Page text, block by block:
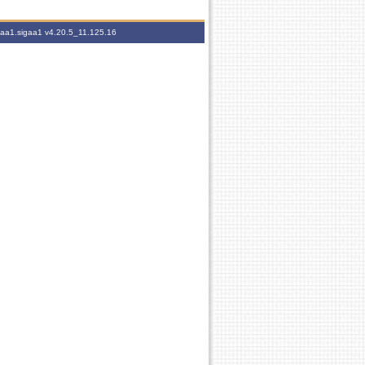
v4.20.5_11.125.16